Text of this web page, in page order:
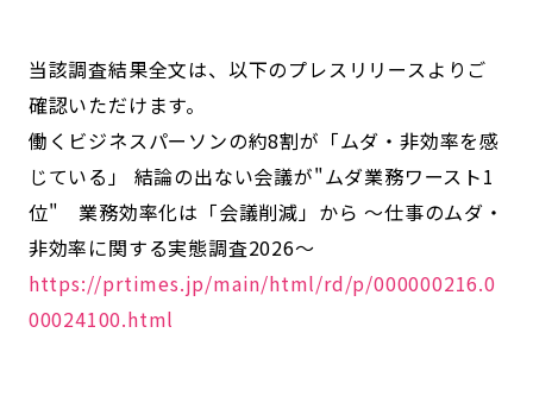
当該調査結果全文は、以下のプレスリリースよりご
確認いただけます。
働くビジネスパーソンの約8割が「ムダ・非効率を感
じている」 結論の出ない会議が"ムダ業務ワースト1
位" 業務効率化は「会議削減」から ～仕事のムダ・
非効率に関する実態調査2026～
https://prtimes.jp/main/html/rd/p/000000216.0
00024100.html